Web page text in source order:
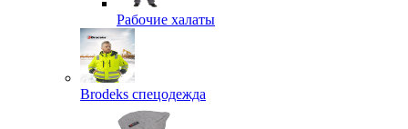
Рабочие халаты
Brodeks спецодежда